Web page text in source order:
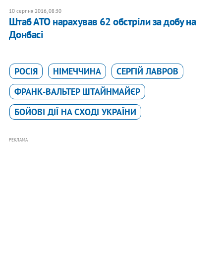
10 серпня 2016, 08:30
Штаб АТО нарахував 62 обстріли за добу на
Донбасі
РОСІЯ НІМЕЧЧИНА
СЕРГІЙ ЛАВРОВ
ФРАНК-ВАЛЬТЕР ШТАЙНМАЙЄР
БОЙОВІ ДІЇ НА СХОДІ УКРАЇНИ
РЕКЛАМА